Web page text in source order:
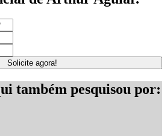
Solicite agora!
também pesquisou por: